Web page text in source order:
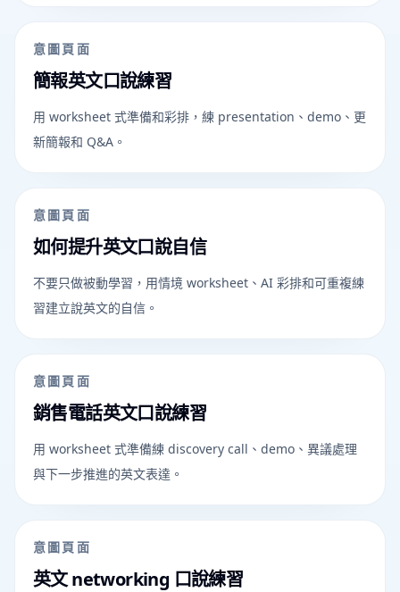
意圖頁面
簡報英文口說練習
用 worksheet 式準備和彩排，練 presentation、demo、更
新簡報和 Q&A。
意圖頁面
如何提升英文口說自信
不要只做被動學習，用情境 worksheet、AI 彩排和可重複練
習建立說英文的自信。
意圖頁面
銷售電話英文口說練習
用 worksheet 式準備練 discovery call、demo、異議處理
與下一步推進的英文表達。
意圖頁面
英文 networking 口說練習